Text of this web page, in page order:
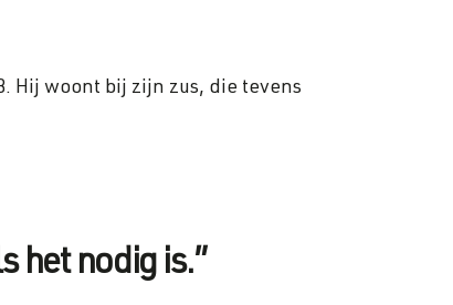
Hij woont bij zijn zus, die tevens
het nodig is.”